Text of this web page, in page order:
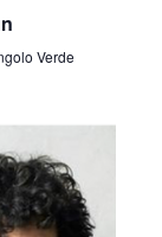
Verde